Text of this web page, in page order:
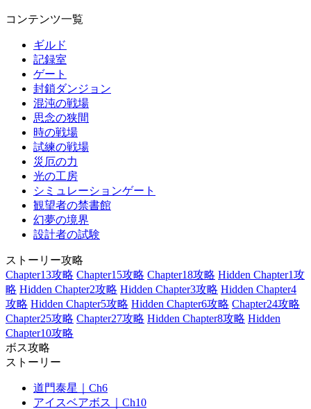
コンテンツ一覧
ギルド
記録室
ゲート
封鎖ダンジョン
混沌の戦場
思念の狭間
時の戦場
試練の戦場
災厄の力
光の工房
シミュレーションゲート
観望者の禁書館
幻夢の境界
設計者の試験
ストーリー攻略
Chapter13攻略 Chapter15攻略 Chapter18攻略 Hidden Chapter1攻
略 Hidden Chapter2攻略 Hidden Chapter3攻略 Hidden Chapter4
攻略 Hidden Chapter5攻略 Hidden Chapter6攻略 Chapter24攻略
Chapter25攻略 Chapter27攻略 Hidden Chapter8攻略 Hidden
Chapter10攻略
ボス攻略
ストーリー
道門泰星｜Ch6
アイスベアボス｜Ch10